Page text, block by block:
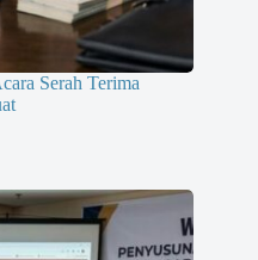
Serah Terima